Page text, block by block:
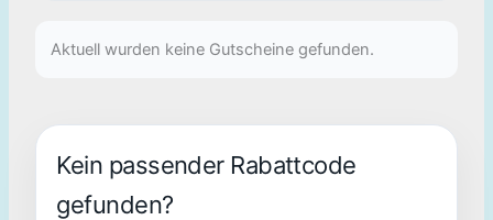
Aktuell wurden keine Gutscheine gefunden.
Kein passender Rabattcode
gefunden?